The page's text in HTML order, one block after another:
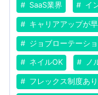
SaaS業界 イ
キャリアアップが
ジョブローテーシ
ネイルOK ノ
フレックス制度あり